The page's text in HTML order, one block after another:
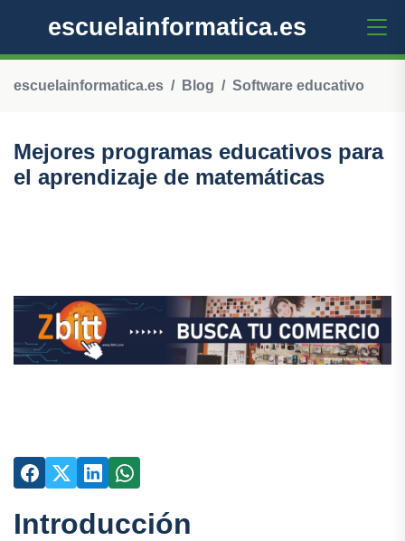
escuelainformatica.es
escuelainformatica.es Blog Software educativo
Mejores programas educativos para
el aprendizaje de matemáticas
Introducción